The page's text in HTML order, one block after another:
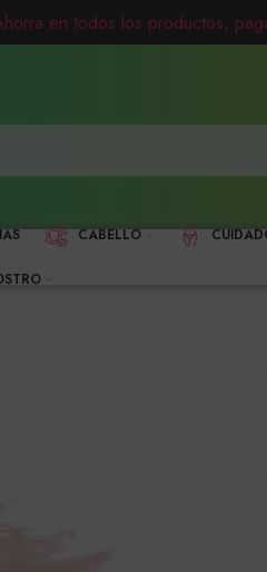
CABELLO
en todos los productos,